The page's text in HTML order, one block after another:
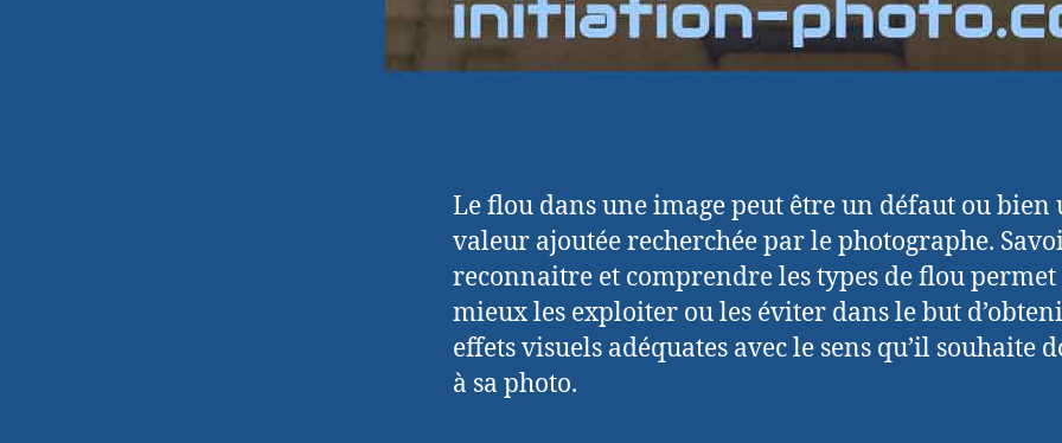
Le flou dans une image peut être un défaut ou bien
valeur ajoutée recherchée par le photographe.
reconnaitre et comprendre les types de flou permet
mieux les exploiter ou les éviter dans le but
effets visuels adéquates avec le sens qu’il souhaite
à sa photo.